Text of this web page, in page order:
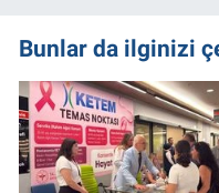
Bunlar da ilginizi